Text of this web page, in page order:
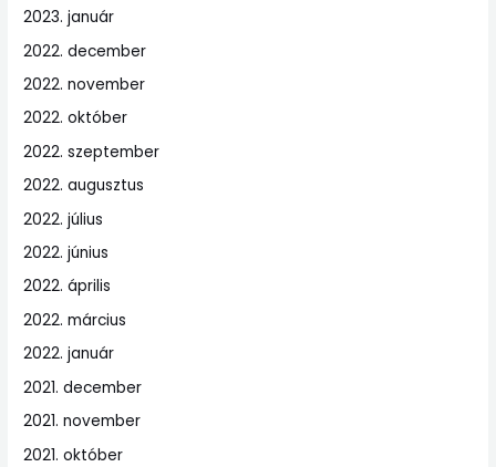
2023. január
2022. december
2022. november
2022. október
2022. szeptember
2022. augusztus
2022. július
2022. június
2022. április
2022. március
2022. január
2021. december
2021. november
2021. október